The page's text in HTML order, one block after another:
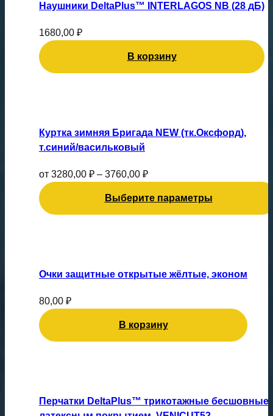
Наушники DeltaPlus™ INTERLAGOS NB (28 дБ)
1680,00 ₽
В корзину
Куртка зимняя Бригада NEW (тк.Оксфорд),
т.синий/васильковый
от 3280,00 ₽ – 3760,00 ₽
Выберите параметры
имеет
несколько
Опции
можно
выбрать
на
Очки защитные открытые жёлтые, эконом
80,00 ₽
В корзину
Перчатки DeltaPlus™ трикотажные бесшовные
имеет